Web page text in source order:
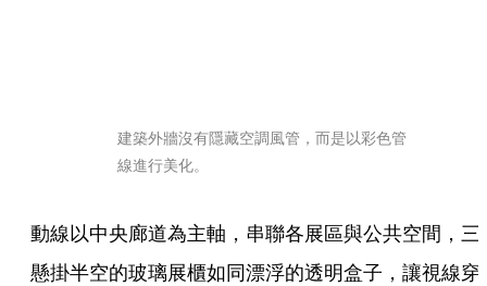
建築外牆沒有隱藏空調風管，而是以彩色管
線進行美化。
動線以中央廊道為主軸，串聯各展區與公共空間，三
懸掛半空的玻璃展櫃如同漂浮的透明盒子，讓視線穿